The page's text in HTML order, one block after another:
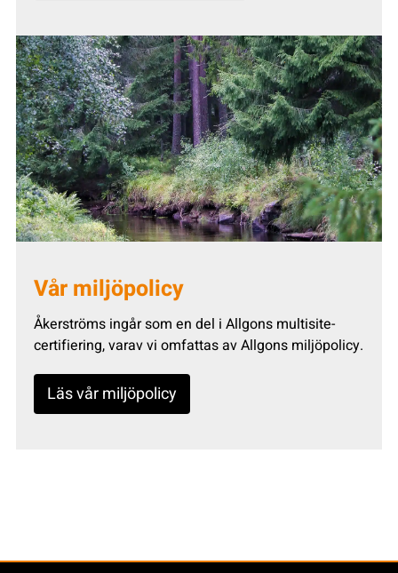
Vår miljöpolicy
Åkerströms ingår som en del i Allgons multisite-
certifiering, varav vi omfattas av Allgons miljöpolicy.
Läs vår miljöpolicy